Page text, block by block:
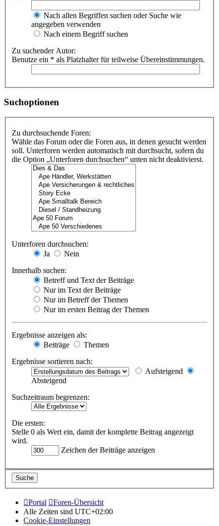
Nach allen Begriffen suchen oder Suche wie
angegeben verwenden
Nach einem Begriff suchen
Zu suchender Autor:
Benutze ein * als Platzhalter für teilweise Übereinstimmungen.
Suchoptionen
Zu durchsuchende Foren:
Wähle das Forum oder die Foren aus, in denen gesucht werden
soll. Unterforen werden automatisch mit durchsucht, sofern du
die Option „Unterforen durchsuchen“ unten nicht deaktivierst.
Unterforen durchsuchen:
Ja
Nein
Innerhalb suchen:
Betreff und Text der Beiträge
Nur im Text der Beiträge
Nur im Betreff der Themen
Nur im ersten Beitrag der Themen
Ergebnisse anzeigen als:
Beiträge
Themen
Ergebnisse sortieren nach:
Aufsteigend
Absteigend
Suchzeitraum begrenzen:
Die ersten:
Stelle 0 als Wert ein, damit der komplette Beitrag angezeigt
wird.
Zeichen der Beiträge anzeigen
Portal
Foren-Übersicht
Alle Zeiten sind UTC+02:00
Cookie-Einstellungen